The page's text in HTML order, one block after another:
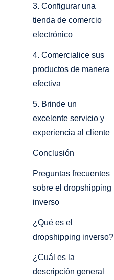
3. Configurar una
tienda de comercio
electrónico
4. Comercialice sus
productos de manera
efectiva
5. Brinde un
excelente servicio y
experiencia al cliente
Conclusión
Preguntas frecuentes
sobre el dropshipping
inverso
¿Qué es el
dropshipping inverso?
¿Cuál es la
descripción general